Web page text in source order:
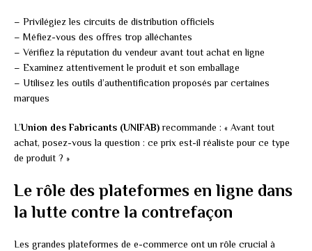
– Privilégiez les circuits de distribution officiels
– Méfiez-vous des offres trop alléchantes
– Vérifiez la réputation du vendeur avant tout achat en ligne
– Examinez attentivement le produit et son emballage
– Utilisez les outils d’authentification proposés par certaines
marques
L’Union des Fabricants (UNIFAB)recommande : « Avant tout
achat, posez-vous la question : ce prix est-il réaliste pour ce type
de produit ? »
Le rôle des plateformes en ligne dans
la lutte contre la contrefaçon
Les grandes plateformes de e-commerce ont un rôle crucial à